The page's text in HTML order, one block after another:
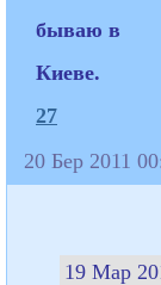
бываю в
Киеве.
27
20 Бер 2011
19 Мар